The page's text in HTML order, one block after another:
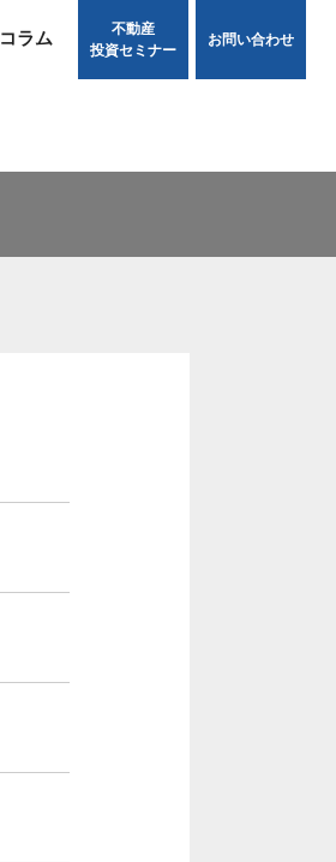
ラム
不動産
投資セミナー
お問い合わせ